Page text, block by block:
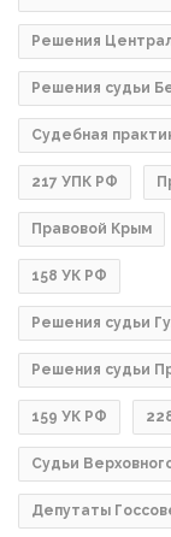
Решения
Решения судьи
Судебная
217 УПК РФ
Правовой Крым
158 УК РФ
Решения судьи
Решения судьи
159 УК РФ
Судьи
Депутаты